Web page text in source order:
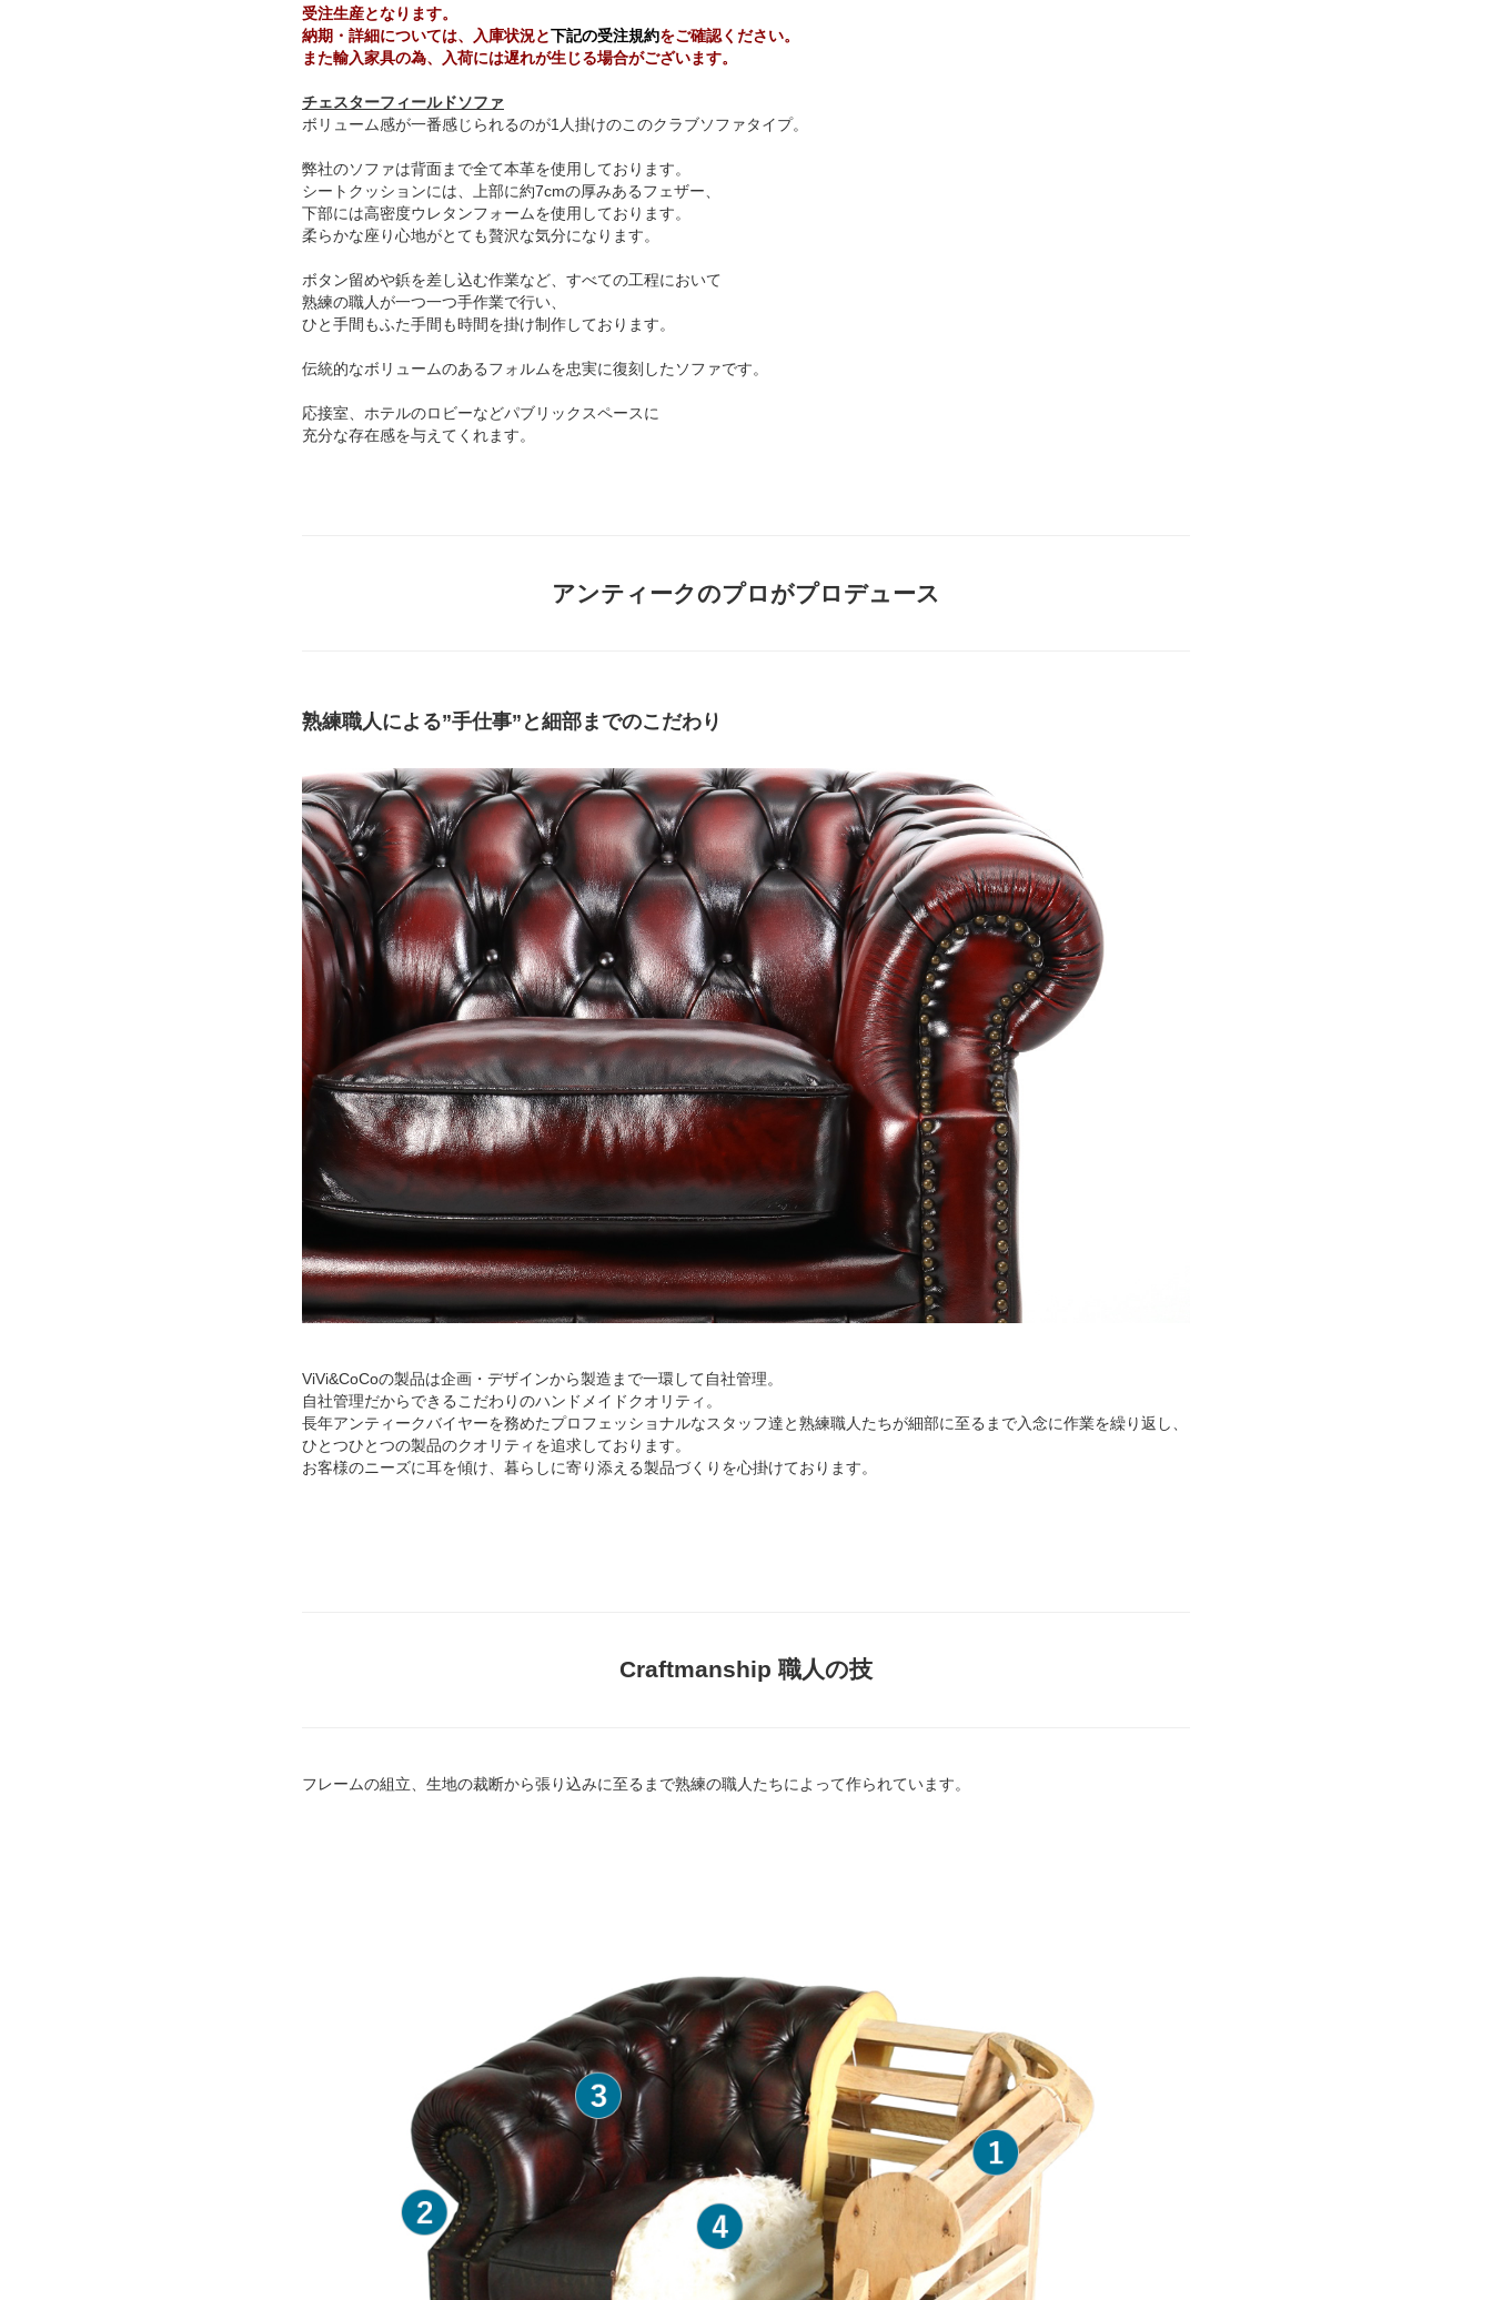
受注生産となります。
納期・詳細については、入庫状況と下記の受注規約をご確認ください。
また輸入家具の為、入荷には遅れが生じる場合がございます。
チェスターフィールドソファ
ボリューム感が一番感じられるのが1人掛けのこのクラブソファタイプ。
弊社のソファは背面まで全て本革を使用しております。
シートクッションには、上部に約7cmの厚みあるフェザー、
下部には高密度ウレタンフォームを使用しております。
柔らかな座り心地がとても贅沢な気分になります。
ボタン留めや鋲を差し込む作業など、すべての工程において
熟練の職人が一つ一つ手作業で行い、
ひと手間もふた手間も時間を掛け制作しております。
伝統的なボリュームのあるフォルムを忠実に復刻したソファです。
応接室、ホテルのロビーなどパブリックスペースに
充分な存在感を与えてくれます。
アンティークのプロがプロデュース
熟練職人による”手仕事”と細部までのこだわり
ViVi&CoCoの製品は企画・デザインから製造まで一環して自社管理。
自社管理だからできるこだわりのハンドメイドクオリティ。
長年アンティークバイヤーを務めたプロフェッショナルなスタッフ達と熟練職人たちが細部に至るまで入念に作業を繰り返し、
ひとつひとつの製品のクオリティを追求しております。
お客様のニーズに耳を傾け、暮らしに寄り添える製品づくりを心掛けております。
Craftmanship 職人の技
フレームの組立、生地の裁断から張り込みに至るまで熟練の職人たちによって作られています。